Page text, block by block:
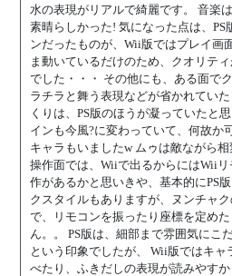
水の表現がリアルで綺麗です。 音楽
素晴らしかった! 気になった点は、PS
ンだったものが、Wii版ではプレイ画
ま動いているだけのため、クオリテ
でした・・・ その他にも、ある面で
ラチラと舞う表現などが省かれてい
くりは、PS版のほうが凝っていたと
インも今風?に変わっていて、何故か
キャラもいましたw ムゥは敵ながら相
操作面では、Wiiで出るからにはWii
作があるかと思いきや、基本的にPS
クスタイルもありますが、ヌンチャ
で、リモコンを振ったり座標を定め
ん。。 PS版は、細部まで雰囲気にこ
という印象でしたが、 Wii版ではキャ
べたり、ふきだしの表現が読みやす